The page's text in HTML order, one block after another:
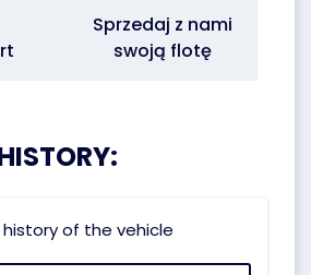
Sprzedaj z nami
swoją flotę
of the vehicle